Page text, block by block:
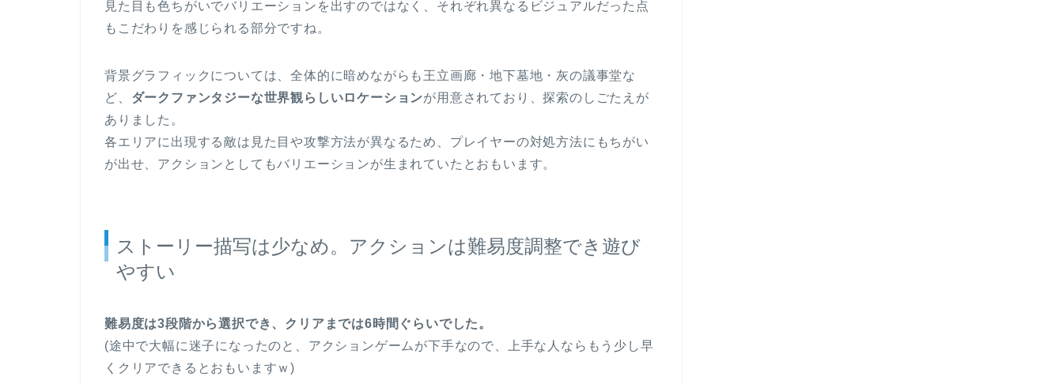
見た目も色ちがいでバリエーションを出すのではなく、それぞれ異なるビジュアルだった点
もこだわりを感じられる部分ですね。
背景グラフィックについては、全体的に暗めながらも王立画廊・地下墓地・灰の議事堂な
ど、 ダークファンタジーな世界観らしいロケーションが用意されており、探索のしごたえが
ありました。
各エリアに出現する敵は見た目や攻撃方法が異なるため、プレイヤーの対処方法にもちがい
が出せ、アクションとしてもバリエーションが生まれていたとおもいます。
ストーリー描写は少なめ。アクションは難易度調整でき遊び
やすい
難易度は3段階から選択でき、クリアまでは6時間ぐらいでした。
(途中で大幅に迷子になったのと、アクションゲームが下手なので、上手な人ならもう少し早
くクリアできるとおもいますｗ)